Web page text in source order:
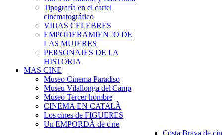
Tipografía en el cartel
cinematográfico
VIDAS CELEBRES
EMPODERAMIENTO DE
LAS MUJERES
PERSONAJES DE LA
HISTORIA
MAS CINE
Museo Cinema Paradiso
Museu Vilallonga del Camp
Museo Tercer hombre
CINEMA EN CATALÀ
Los cines de FIGUERES
Un EMPORDÀ de cine
Costa Brava de